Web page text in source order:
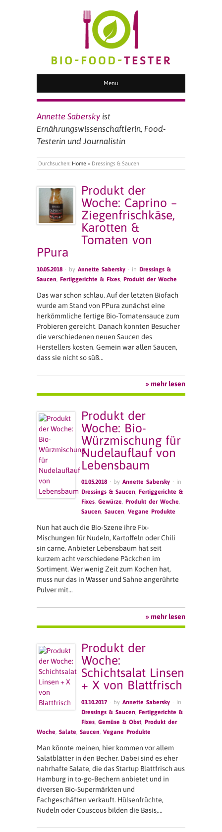
BIO FOOD TESTER
Menu
Annette Sabersky ist
Ernährungswissenschaftlerin, Food-
Testerin und Journalistin
Durchsuchen: Home » Dressings & Saucen
Produkt der
Woche: Caprino –
Ziegenfrischkäse,
Karotten &
Tomaten von
PPura
10.05.2018 · by Annette Sabersky · in Dressings &
Saucen
Fertiggerichte & Fixes Produkt der Woche
Das war schon schlau. Auf der letzten Biofach
wurde am Stand von PPura zunächst eine
herkömmliche fertige Bio-Tomatensauce zum
Probieren gereicht. Danach konnten Besucher
die verschiedenen neuen Saucen des
Herstellers kosten. Gemein war allen Saucen,
dass sie nicht so süß…
» mehr lesen
Produkt der
Woche: Bio-
Würzmischung für
Nudelauflauf von
Lebensbaum
01.05.2018 · byAnnette Sabersky · in
Dressings & Saucen, Fertiggerichte &
Fixes,Gewürze,Produkt der Woche,
Saucen,Saucen,Vegane Produkte
Nun hat auch die Bio-Szene ihre Fix-
Mischungen für Nudeln, Kartoffeln oder Chili
sin carne. Anbieter Lebensbaum hat seit
kurzem acht verschiedene Päckchen im
Sortiment. Wer wenig Zeit zum Kochen hat,
muss nur das in Wasser und Sahne angerührte
Pulver mit…
» mehr lesen
Produkt der
Woche:
Schichtsalat Linsen
+ X von Blattfrisch
03.10.2017 · byAnnette Sabersky · in
Dressings & Saucen
Fertiggerichte &
Fixes ,Gemüse & Obst ,Produkt der
Woche Salate Saucen Vegane Produkte
Man könnte meinen, hier kommen vor allem
Salatblätter in den Becher. Dabei sind es eher
nahrhafte Salate, die das Startup Blattfrisch aus
Hamburg in to-go-Bechern anbietet und in
diversen Bio-Supermärkten und
Fachgeschäften verkauft. Hülsenfrüchte,
Nudeln oder Couscous bilden die Basis,…